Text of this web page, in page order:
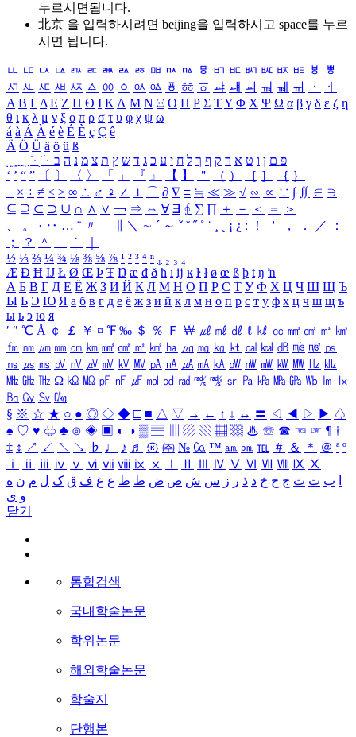
누르시면됩니다.
北京 을 입력하시려면 beijing을 입력하시고 space를 누르
시면 됩니다.
ㅥ ㅦ ㅧ ㅨ ㅩ ㅪ ㅫ ㅬ ㅭ ㅮ ㅯ ㅰ ㅱ ㅲ ㅳ ㅴ ㅵ ㅶ ㅷ ㅸ
ㅹ
ㅺ ㅻ ㅼ ㅽ ㅾ ㅿ ㆀ ㆁ ㆂ ㆃ ㆄ ㆅ ㆆ ㆇ ㆈ ㆉ ㆊ ㆋ ㆌ ㆍ
ㆎ
Α Β ΓΔ Ε Ζ Η Θ Ι ΚΛ Μ Ν Ξ Ο Π Ρ Σ ΤΥ Φ Χ Ψ Ω α β γ δ ε ζ η
θ ι κ λ μ ν ξ ο π ρ σ τ υ φ χ ψ ω
á à Á À é è É È ç Ç ê
Ä Ö Ü ä ö ü ß
ִֶֹ ֻּ ׁׂ פ ם ן ו ט א ר ק ף ך ל ח י ע כ ג ד ש ץ ת צ מ נ ה ב
‘ ’ “ ” 〔 〕 〈 〉 「 」 『 』 【 】 ＂ （ ） ［ ］ ｛ ｝
± × ÷ ≠ ≤ ≥ ∞ ∴ ♂ ♀ ∠ ⊥ ⌒ ∂ ∇ ≡ ≒ ≪ ≫ √ ∽ ∝ ∵ ∫ ∬ ∈ ∋
⊆ ⊇ ⊂ ⊃ ∪ ∩ ∧ ∨ ￢ ⇒ ⇔ ∀ ∃ ∮ ∑ ∏ ＋ － ＜ ＝
＞
、
。 · ‥ … ¨ 〃 ― ＼ ∼ ´ ～ ˇ ˘ ˝ ˚ ˙ ¸ ¡ ¿ ː ！ ＇ ， ． ／
：
；
？ ＾ ｀
½ ⅓ ⅔ ¼ ¾ ⅛ ⅜ ⅝ ⅞ ¹ ² ³ ⁴ ⁿ ₁ ₂ ₃ ₄
Æ Ð Ħ Ĳ Ł Ø Œ Þ Ŧ Ŋ æ đ ð ħ ı ĳ ĸ ŀ ł ø œ ß þ ŧ ŋ ŉ
А Б В Г Д Е Ё Ж З И Й К Л М Н О П Р С Т У Ф Х Ц Ч Ш Щ Ъ
Ы Ь Э Ю Я а б в г д е ё ж з и й к л м н о п р с т у ф х ц ч ш щ ъ
ы ь э ю я
′ ″ ℃ Å ￠ ￡ ￥ ¤ ℉ ‰ ＄ ％ Ｆ ￦ ㎕ ㎖ ㎗ ℓ ㎘ ㏄ ㎣ ㎤ ㎥ ㎦
㎙ ㎚ ㎛ ㎜ ㎝ ㎞ ㎟ ㎠ ㎡ ㎢ ㏊ ㎍ ㎎ ㎏ ㏏ ㎈ ㎉ ㏈ ㎧ ㎨ ㎰
㎱ ㎲ ㎳ ㎴ ㎵ ㎶ ㎷ ㎸ ㎹ ㎀ ㎁ ㎂ ㎃ ㎄ ㎺ ㎻ ㎽ ㎾ ㎿ ㎐ ㎑
㎒ ㎓ ㎔ Ω ㏀ ㏁ ㎊ ㎋ ㎌ ㏖ ㏅ ㎭ ㎮ ㎯ ㏛ ㎩ ㎪ ㎫ ㎬ ㏝ ㏐
㏓
㏃ ㏉ ㏜ ㏆
§ ※ ☆ ★ ○ ● ◎ ◇ ◆ □ ■ △ ▽ → ← ↑ ↓ ↔ 〓 ◁ ◀ ▷ ▶ ♤
♠ ♡ ♥ ♧ ♣ ⊙ ◈ ▣ ◐ ◑ ▒ ▤ ▨ ▧ ▦ ▩ ♨ ☏ ☎ ☜ ☞ ¶ †
‡ ↕ ↗ ↙ ↖ ↘ ♭ ♩ ♪ ♬ ㉿ ㈜ № ㏇ ™ ㏂ ㏘ ℡ ＃ ＆ ＊ ＠ ª º
ⅰ
ⅱ ⅲ ⅳ ⅴ ⅵ ⅶ ⅷ ⅸ ⅹ Ⅳ Ⅴ Ⅵ Ⅶ Ⅷ Ⅸ Ⅹ
ب ت ث ج ح خ د ذ ر ز س ش ص ض ط ظ ع غ ف ق ک ل م ن ه
و ی
닫기
통합검색
국내학술논문
학위논문
해외학술논문
학술지
단행본